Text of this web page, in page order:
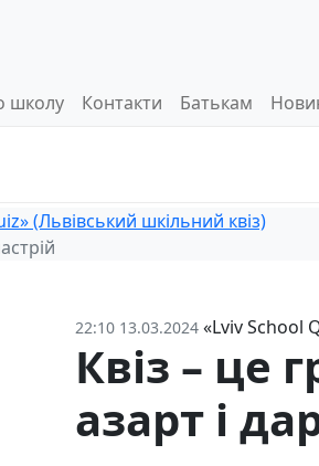
школу Контакти Батькам
(Львівський шкільний квіз)
22:10 13.03.2024 «Lviv School
Квіз – це
азарт і